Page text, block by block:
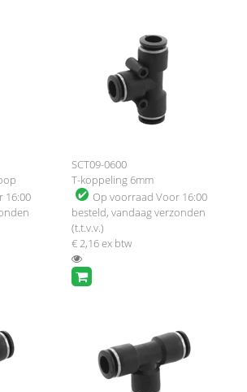
16:00
SCT09-0600
T-koppeling 6mm
Op voorraad Voor 16:00
besteld, vandaag verzonden
(t.t.v.v.)
€ 2,16ex btw